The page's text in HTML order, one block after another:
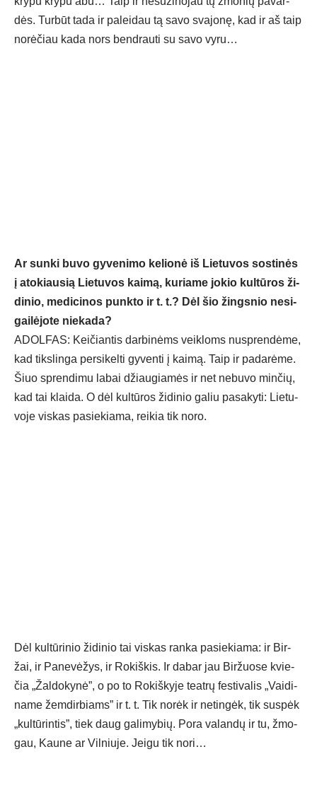
dės. Tur­būt ta­da ir pa­lei­dau tą sa­vo sva­jo­nę, kad ir aš taip
no­rė­čiau ka­da nors bend­rau­ti su sa­vo vy­ru…
Ar sun­ki bu­vo gy­ve­ni­mo ke­lio­nė iš Lie­tu­vos sos­ti­nės
į ato­kiau­sią Lie­tu­vos kai­mą, ku­ria­me jo­kio kul­tū­ros ži­
di­nio, me­di­ci­nos punk­to ir t. t.? Dėl šio žings­nio ne­si­
gai­lė­jo­te nie­ka­da?
ADOL­FAS: Kei­čian­tis dar­bi­nėms veik­loms nu­spren­dė­me,
kad tiks­lin­ga per­si­kel­ti gy­ven­ti į kai­mą. Taip ir pa­da­rė­me.
Šiuo spren­di­mu la­bai džiau­gia­mės ir net ne­bu­vo min­čių,
kad tai klai­da. O dėl kul­tū­ros ži­di­nio ga­liu pa­sa­ky­ti: Lie­tu­
vo­je vis­kas pa­sie­kia­ma, rei­kia tik no­ro.
Dėl kul­tū­ri­nio ži­di­nio tai vis­kas ran­ka pa­sie­kia­ma: ir Bir­
žai, ir Pa­ne­vė­žys, ir Ro­kiš­kis. Ir da­bar jau Bir­žuo­se kvie­
čia „Žal­do­ky­nė”, o po to Ro­kiš­ky­je teat­rų fes­ti­va­lis „Vai­di­
na­me žem­dir­biams” ir t. t. Tik no­rėk ir ne­tin­gėk, tik su­spėk
„kul­tū­rin­tis”, tiek daug ga­li­my­bių. Po­ra va­lan­dų ir tu, žmo­
gau, Kau­ne ar Vil­niu­je. Jei­gu tik no­ri…